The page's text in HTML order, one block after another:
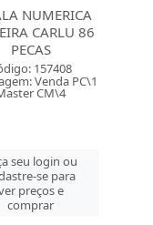
MALETA
LEO&LEO
BATMAN
160528
Venda PC\1
CM\24
seu login ou
se para
preços e
comprar